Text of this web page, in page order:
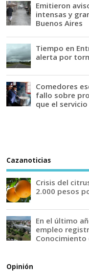
Emitieron
intensas y
Buenos Aires
Tiempo en
alerta por
Comedores
fallo sobre
que el
Cazanoticias
Crisis del
2.000 pesos
En el último
empleo
Conocimiento
Opinión